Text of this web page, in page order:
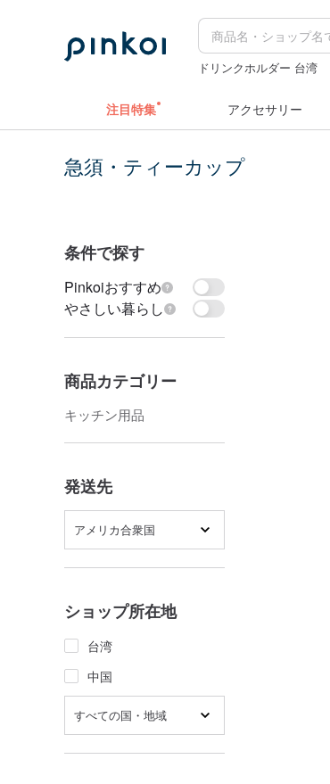
ドリンクホルダー 台湾
注目特集 アクセサリー
急須・ティーカップ
条件で探す
Pinkoiおすすめ
やさしい暮らし
商品カテゴリー
キッチン用品
発送先
アメリカ合衆国
ショップ所在地
台湾
中国
すべての国・地域